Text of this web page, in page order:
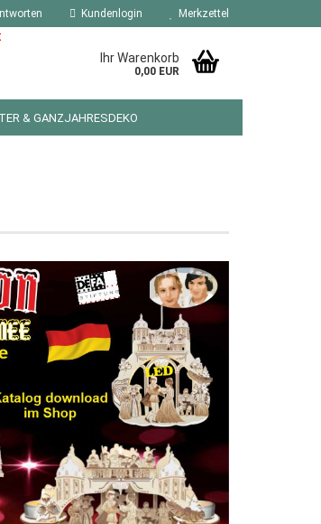
Kundenlogin Merkzettel
Ihr Warenkorb
0,00 EUR
& GANZJAHRESDEKO